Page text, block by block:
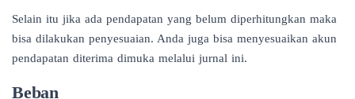
Selain itu jika ada pendapatan yang belum diperhitungkan maka
bisa dilakukan penyesuaian. Anda juga bisa menyesuaikan akun
pendapatan diterima dimuka melalui jurnal ini.
Beban